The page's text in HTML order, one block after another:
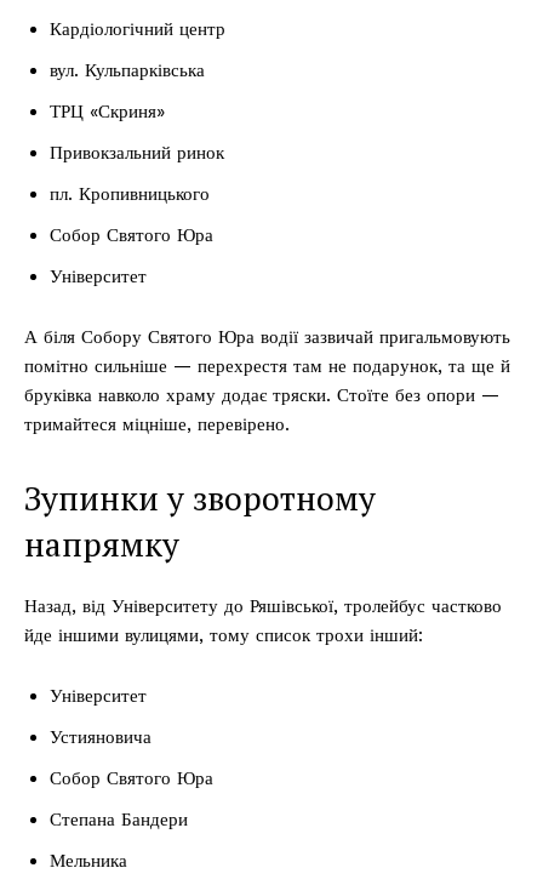
Кардіологічний центр
вул. Кульпарківська
ТРЦ «Скриня»
Привокзальний ринок
пл. Кропивницького
Собор Святого Юра
Університет
А біля Собору Святого Юра водії зазвичай пригальмовують
помітно сильніше — перехрестя там не подарунок, та ще й
бруківка навколо храму додає тряски. Стоїте без опори —
тримайтеся міцніше, перевірено.
Зупинки у зворотному
напрямку
Назад, від Університету до Ряшівської, тролейбус частково
йде іншими вулицями, тому список трохи інший:
Університет
Устияновича
Собор Святого Юра
Степана Бандери
Мельника